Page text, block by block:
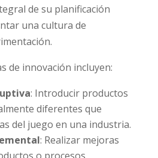
de su planificación
una cultura de
de innovación incluyen:
: Introducir productos
diferentes que
del juego en una industria.
: Realizar mejoras